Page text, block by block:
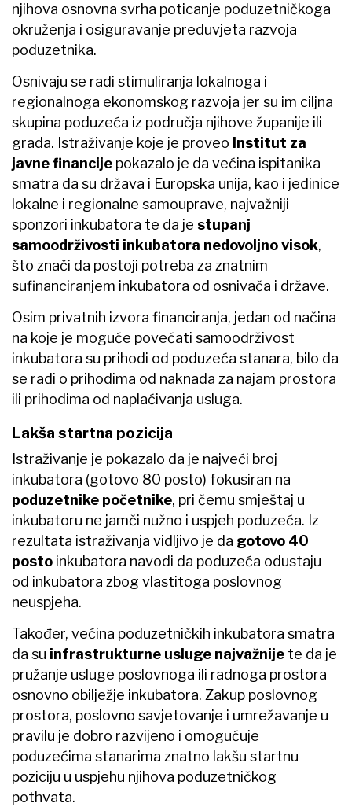
njihova osnovna svrha poticanje poduzetničkoga
okruženja i osiguravanje preduvjeta razvoja
poduzetnika.
Osnivaju se radi stimuliranja lokalnoga i
regionalnoga ekonomskog razvoja jer su im ciljna
skupina poduzeća iz područja njihove županije ili
grada. Istraživanje koje je proveo Institut za
javne financije pokazalo je da većina ispitanika
smatra da su država i Europska unija, kao i jedinice
lokalne i regionalne samouprave, najvažniji
sponzori inkubatora te da je stupanj
samoodrživosti inkubatora nedovoljno visok,
što znači da postoji potreba za znatnim
sufinanciranjem inkubatora od osnivača i države.
Osim privatnih izvora financiranja, jedan od načina
na koje je moguće povećati samoodrživost
inkubatora su prihodi od poduzeća stanara, bilo da
se radi o prihodima od naknada za najam prostora
ili prihodima od naplaćivanja usluga.
Lakša startna pozicija
Istraživanje je pokazalo da je najveći broj
inkubatora (gotovo 80 posto) fokusiran na
poduzetnike početnike, pri čemu smještaj u
inkubatoru ne jamči nužno i uspjeh poduzeća. Iz
rezultata istraživanja vidljivo je da gotovo 40
posto inkubatora navodi da poduzeća odustaju
od inkubatora zbog vlastitoga poslovnog
neuspjeha.
Također, većina poduzetničkih inkubatora smatra
da su infrastrukturne usluge najvažnije te da je
pružanje usluge poslovnoga ili radnoga prostora
osnovno obilježje inkubatora. Zakup poslovnog
prostora, poslovno savjetovanje i umrežavanje u
pravilu je dobro razvijeno i omogućuje
poduzećima stanarima znatno lakšu startnu
poziciju u uspjehu njihova poduzetničkog
pothvata.